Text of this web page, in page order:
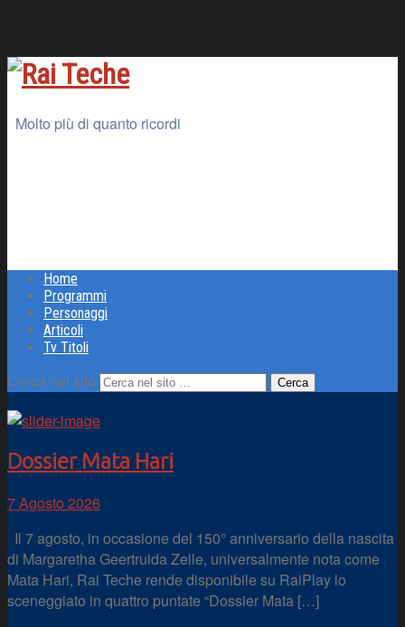
Molto più di quanto ricordi
Home
Programmi
Personaggi
Articoli
Tv Titoli
Cerca nel sito
Dossier Mata Hari
7 Agosto 2026
Il 7 agosto, in occasione del 150° anniversario della nascita
di Margaretha Geertruida Zelle, universalmente nota come
Mata Hari, Rai Teche rende disponibile su RaiPlay lo
sceneggiato in quattro puntate “Dossier Mata […]